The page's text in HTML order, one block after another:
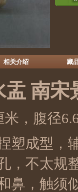
相关介绍 藏
盂 南宋
米，腹径
塑成型，
，不太规
鼻，触须